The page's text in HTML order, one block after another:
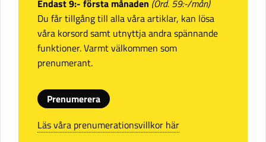
Endast 9:- första månaden (Ord. 59:-/mån)
Du får tillgång till alla våra artiklar, kan lösa
våra korsord samt utnyttja andra spännande
funktioner. Varmt välkommen som
prenumerant.
Prenumerera
Läs våra prenumerationsvillkor här